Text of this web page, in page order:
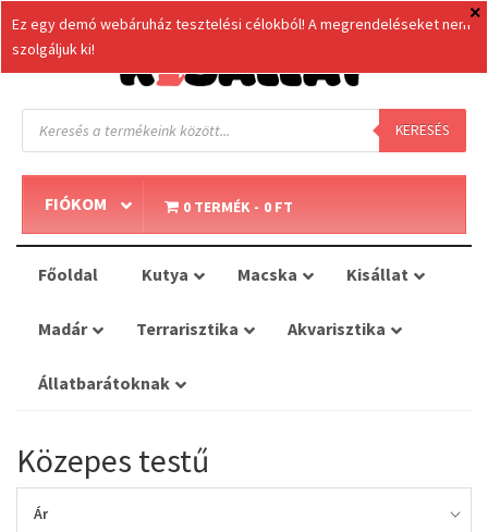
Products
search KERESÉS
FIÓKOM 0 TERMÉK 0 FT
Főoldal Kutya Macska Kisállat
Madár Terrarisztika Akvarisztika
Állatbarátoknak
Közepes testű
Ár
Ez egy demó webáruház tesztelési célokból! A megrendeléseket nem
szolgáljuk ki!